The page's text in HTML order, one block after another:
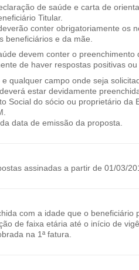
de saúde e carta de
Titular.
conter obrigatoriamente os
beneficiários e da mãe.
devem conter o preenchimento
de haver respostas positivas ou
qualquer campo onde seja
estar devidamente
Social do sócio ou proprietário da
data de emissão da proposta.
assinadas a partir de 01/03/
com a idade que o beneficiário
de faixa etária até o início de
na 1ª fatura.